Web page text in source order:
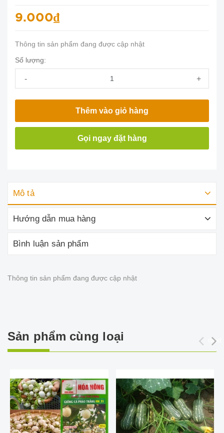
9.000₫
Thông tin sản phẩm đang được cập nhật
Số lượng:
- +
Thêm vào giỏ hàng
Gọi ngay đặt hàng
Mô tả
Hướng dẫn mua hàng
Bình luận sản phẩm
Thông tin sản phẩm đang được cập nhật
Sản phẩm cùng loại next